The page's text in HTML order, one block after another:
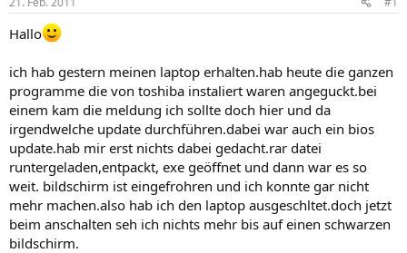
e
Hallo
ich hab gestern meinen laptop erhalten.hab heute die ganzen
programme die von toshiba instaliert waren angeguckt.bei
einem kam die meldung ich sollte doch hier und da
irgendwelche update durchführen.dabei war auch ein bios
update.hab mir erst nichts dabei gedacht.rar datei
runtergeladen,entpackt, exe geöffnet und dann war es so
weit. bildschirm ist eingefrohren und ich konnte gar nicht
mehr machen.also hab ich den laptop ausgeschltet.doch jetzt
beim anschalten seh ich nichts mehr bis auf einen schwarzen
bildschirm.